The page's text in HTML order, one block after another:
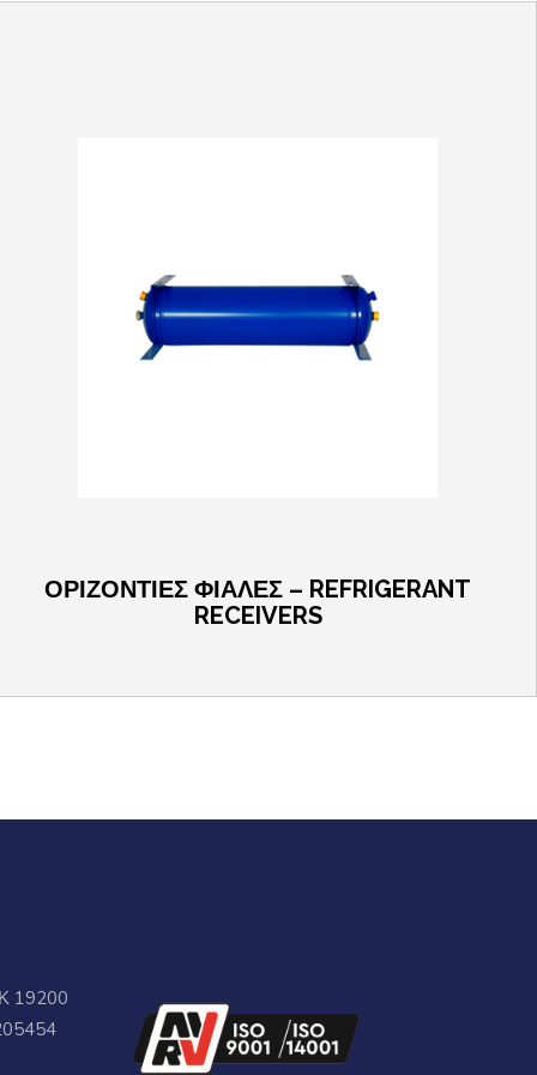
ΟΡΙΖΟΝΤΙΕΣ ΦΙΑΛΕΣ – REFRIGERANT
RECEIVERS
19200